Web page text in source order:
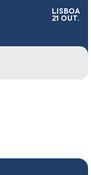
LISBOA
21 OUT.